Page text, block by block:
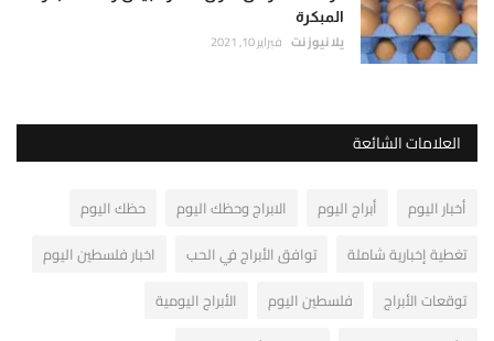
المبكرة
يلا نيوز نت فبراير 10, 2021
العلامات الشائعة
أخبار اليوم أبراج اليوم الابراج وحظك اليوم
حظك اليوم
تغطية إخبارية شاملة
توافق الأبراج في الحب
اخبار فلسطين اليوم
توقعات الأبراج
فلسطين اليوم
الأبراج اليومية